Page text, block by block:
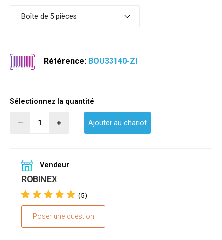
Boîte de 5 pièces
Référence: BOU33140-ZI
Sélectionnez la quantité
Ajouter au chariot
Vendeur
ROBINEX
(5)
Poser une question